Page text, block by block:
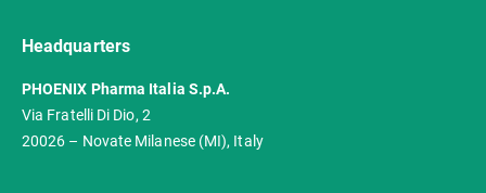
Headquarters
PHOENIX Pharma Italia S.p.A.
Via Fratelli Di Dio, 2
20026 – Novate Milanese (MI), Italy